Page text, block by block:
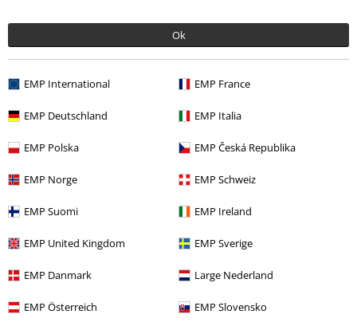
Ok
EMP International EMP France
EMP Deutschland EMP Italia
EMP Polska EMP Česká Republika
EMP Norge EMP Schweiz
EMP Suomi EMP Ireland
EMP United Kingdom EMP Sverige
EMP Danmark Large Nederland
EMP Österreich EMP Slovensko
Descuentos para ti
Sobre EMP
EMP Eventos